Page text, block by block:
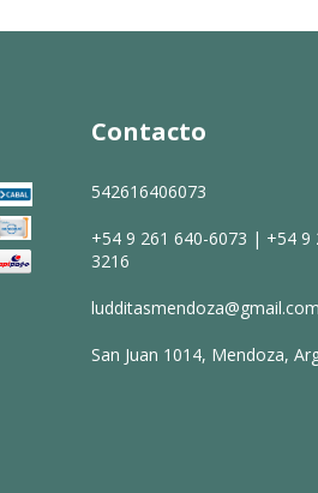
Contacto
542616406073
+54 9 261 640-6073 | +54 9
3216
ludditasmendoza@gmail.com
San Juan 1014, Mendoza,